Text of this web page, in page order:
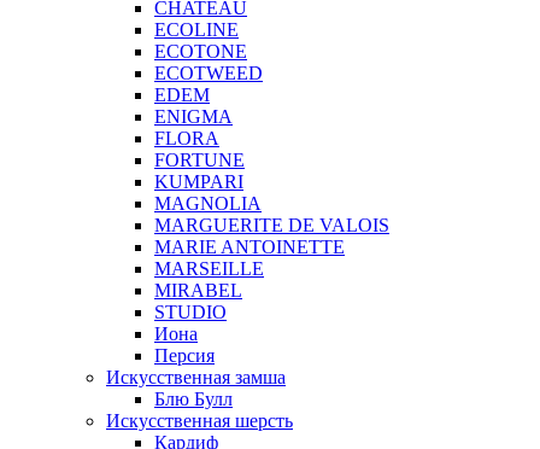
CHATEAU
ECOLINE
ECOTONE
ECOTWEED
EDEM
ENIGMA
FLORA
FORTUNE
KUMPARI
MAGNOLIA
MARGUERITE DE VALOIS
MARIE ANTOINETTE
MARSEILLE
MIRABEL
STUDIO
Иона
Персия
Искусственная замша
Блю Булл
Искусственная шерсть
Кардиф